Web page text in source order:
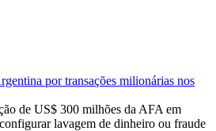
por transações milionárias nos
de US$ 300 milhões da AFA em
lavagem de dinheiro ou fraude